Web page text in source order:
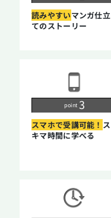
読みやすいマンガ仕立
てのストーリー
point
スマホで受講可能！ ス
キマ時間に学べる